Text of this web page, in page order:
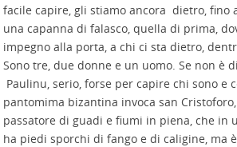
facile capire, gli stiamo ancora dietro, fino
una capanna di falasco, quella di prima,
impegno alla porta, a chi ci sta dietro,
Sono tre, due donne e un uomo. Se non è
Paulinu, serio, forse per capire chi sono e
pantomima bizantina invoca san
passatore di guadi e fiumi in piena, che in
ha piedi sporchi di fango e di caligine, ma